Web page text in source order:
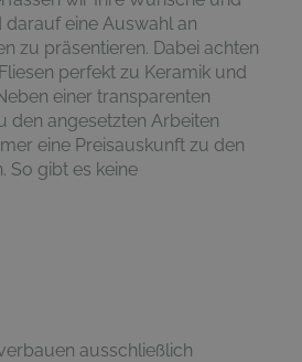
eine Auswahl an
zu präsentieren. Dabei achten
perfekt zu Keramik und
einer transparenten
den angesetzten Arbeiten
eine Preisauskunft zu den
So gibt es keine
ausschließlich